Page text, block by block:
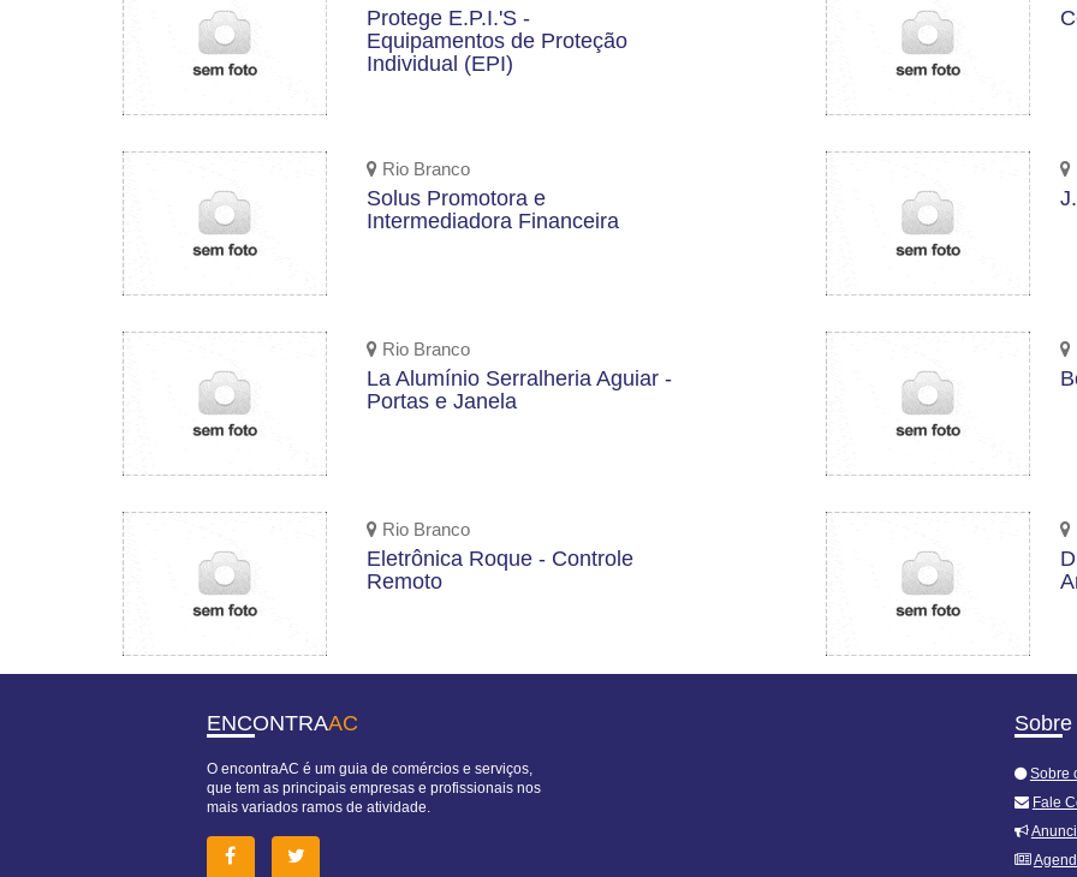
Protege E.P.I.'S -
Equipamentos de Proteção
Individual (EPI)
Rio Branco
Solus Promotora e
Intermediadora Financeira
Rio Branco
La Alumínio Serralheria Aguiar -
Portas e Janela
Rio Branco
Eletrônica Roque - Controle
Remoto
ENCONTRAAC
O encontraAC é um guia de comércios e serviços,
que tem as principais empresas e profissionais nos
mais variados ramos de atividade.
Sobre
Fale